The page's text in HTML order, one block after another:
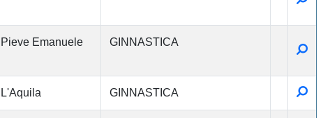
Pieve Emanuele GINNASTICA
L'Aquila GINNASTICA